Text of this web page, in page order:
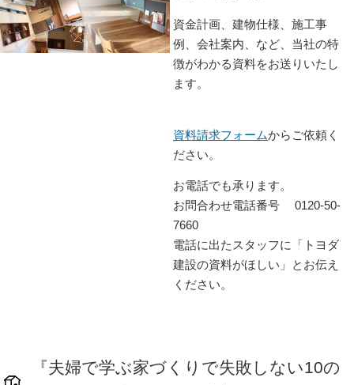
資金計画、建物仕様、施工事
例、会社案内、など、当社の特
徴がわかる資料をお送りいたし
ます。
資料請求フォームからご依頼く
ださい。
お電話でも承ります。
お問合わせ電話番号0120-50-
7660
電話に出たスタッフに「トヨダ
建設の資料がほしい」とお伝え
ください。
『夫婦で学ぶ家づくりで失敗しない10の